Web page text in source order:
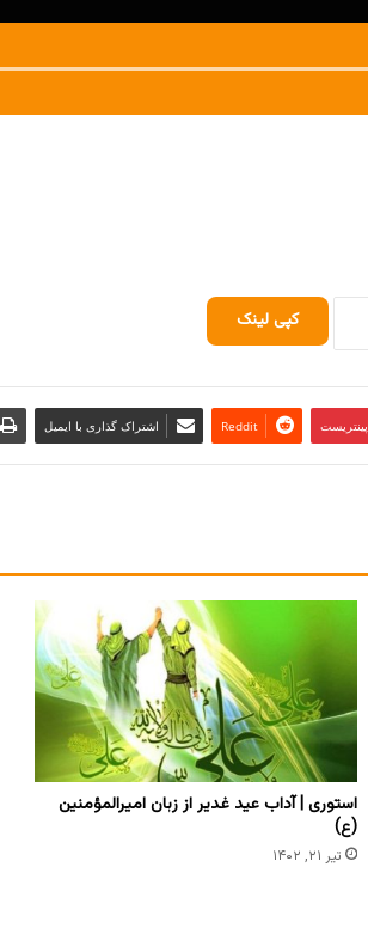
کپی لینک
پینتریست Reddit اشتراک گذاری با ایمیل
استوری | آداب عید غدیر از زبان امیرالمؤمنین
(ع)
تیر ۲۱, ۱۴۰۲